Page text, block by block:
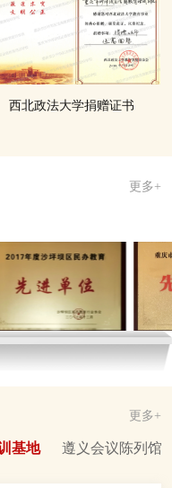
西北政法大学捐赠证书
更多+
更多+
基地 遵义会议陈列馆-